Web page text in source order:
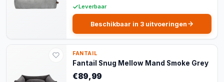
Leverbaar
Beschikbaar in 3 uitvoeringen
FANTAIL
Fantail Snug Mellow Mand Smoke Grey
€89,99